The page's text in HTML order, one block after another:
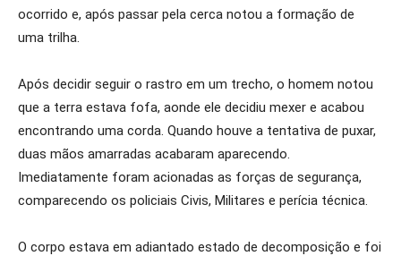
ocorrido e, após passar pela cerca notou a formação de
uma trilha.
Após decidir seguir o rastro em um trecho, o homem notou
que a terra estava fofa, aonde ele decidiu mexer e acabou
encontrando uma corda. Quando houve a tentativa de puxar,
duas mãos amarradas acabaram aparecendo.
Imediatamente foram acionadas as forças de segurança,
comparecendo os policiais Civis, Militares e perícia técnica.
O corpo estava em adiantado estado de decomposição e foi